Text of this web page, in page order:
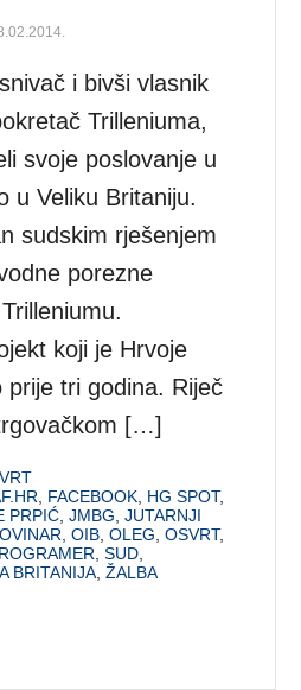
i bivši vlasnik
Trilleniuma,
svoje poslovanje u
u Veliku Britaniju.
sudskim rješenjem
porezne
koji je Hrvoje
prije tri godina. Riječ
[…]
FACEBOOK HG SPOT,
PRPIĆ ,JMBG ,JUTARNJI
,OIB ,OLEG ,OSVRT,
,SUD
BRITANIJA ,ŽALBA